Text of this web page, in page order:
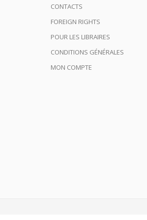
CONTACTS
FOREIGN RIGHTS
POUR LES LIBRAIRES
CONDITIONS GÉNÉRALES
MON COMPTE